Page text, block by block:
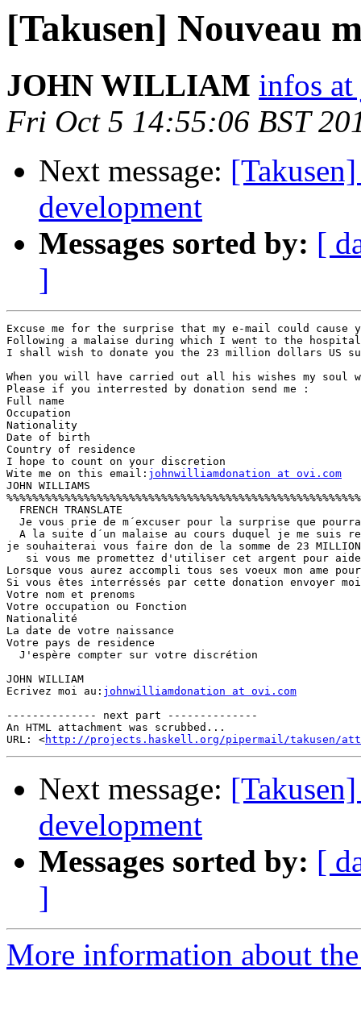
[Takusen] Nouveau
JOHN WILLIAM infos
Fri Oct 5 14:55:06 BST
Next message:
development
Messages sorted by: [
]
Excuse me for the surprise that my e-mail could cause
Following a malaise during which I went to the
I shall wish to donate you the 23 million dollars US
When you will have carried out all his wishes my
Please if you interrested by donation send me :
Full name
Occupation
Nationality
Date of birth
Country of residence
I hope to count on your discretion
Wite me on this email: johnwilliamdonation at ovi.com
JOHN WILLIAMS
  FRENCH TRANSLATE
Je vous prie de m´excuser pour la surprise que
A la suite d´un malaise au cours duquel je me suis
je souhaiterai vous faire don de la somme de 23
si vous me promettez d'utiliser cet argent pour
Lorsque vous aurez accompli tous ses voeux mon ame
Si vous êtes interréssés par cette donation envoyer
Votre nom et prenoms
Votre occupation ou Fonction
Nationalité
La date de votre naissance
Votre pays de residence
  J'espère compter sur votre discrétion
JOHN WILLIAM
Ecrivez moi au: johnwilliamdonation at ovi.com
-------------- next part --------------
An HTML attachment was scrubbed...
URL: <http://projects.haskell.org/pipermail/takusen/
Next message:
development
Messages sorted by: [
]
More information about